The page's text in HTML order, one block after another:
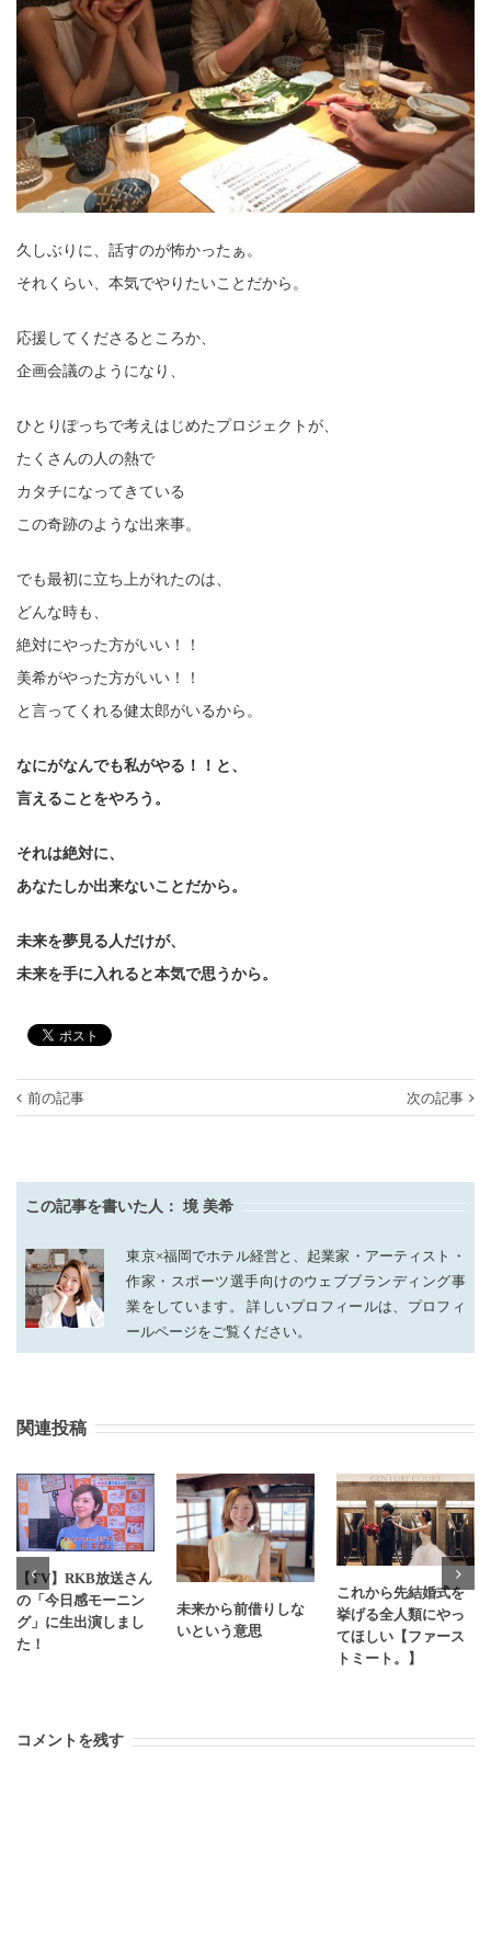
久しぶりに、話すのが怖かったぁ。
それくらい、本気でやりたいことだから。
応援してくださるところか、
企画会議のようになり、
ひとりぽっちで考えはじめたプロジェクトが、
たくさんの人の熱で
カタチになってきている
この奇跡のような出来事。
でも最初に立ち上がれたのは、
どんな時も、
絶対にやった方がいい！！
美希がやった方がいい！！
と言ってくれる健太郎がいるから。
なにがなんでも私がやる！！と、
言えることをやろう。
それは絶対に、
あなたしか出来ないことだから。
未来を夢見る人だけが、
未来を手に入れると本気で思うから。
前の記事 次の記事
この記事を書いた人：境 美希
東京×福岡でホテル経営と、起業家・アーティスト・
作家・スポーツ選手向けのウェブブランディング事
業をしています。 詳しいプロフィールは、プロフィ
ールページをご覧ください。
関連投稿
【TV】RKB放送さん
の「今日感モーニン
グ」に生出演しまし
た！
未来から前借りしな
いという意思
これから先結婚式を
挙げる全人類にやっ
てほしい【ファース
トミート。】
コメントを残す